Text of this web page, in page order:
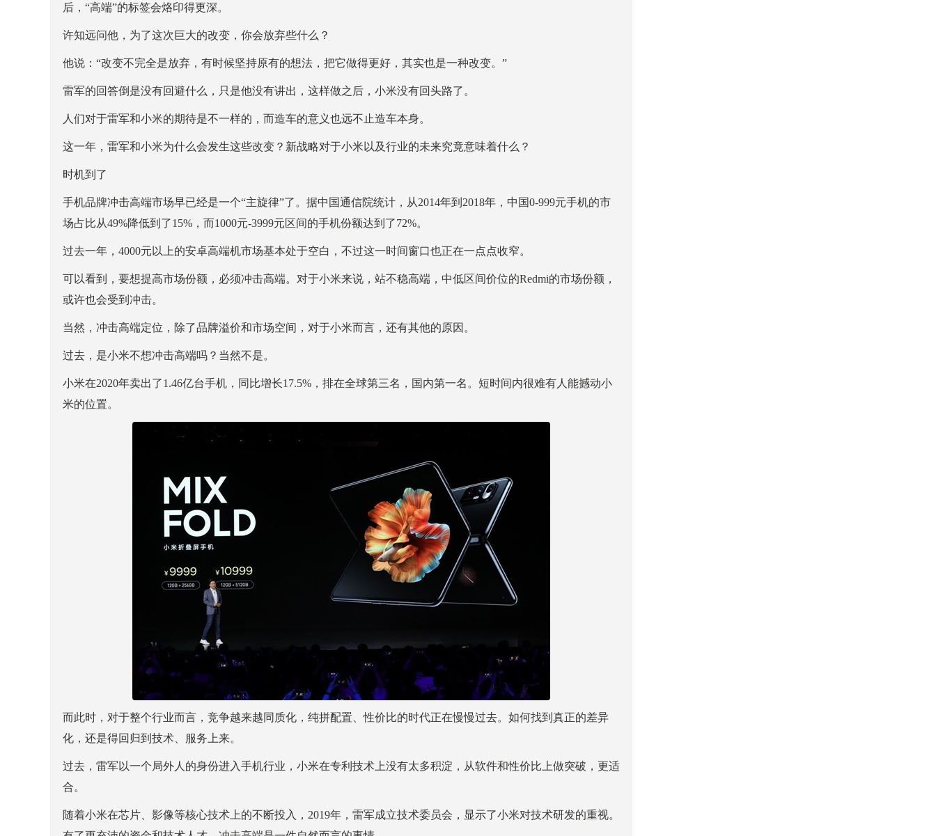
后，“高端”的标签会烙印得更深。
许知远问他，为了这次巨大的改变，你会放弃些什么？
他说：“改变不完全是放弃，有时候坚持原有的想法，把它做得更好，其实也是一种改变。”
雷军的回答倒是没有回避什么，只是他没有讲出，这样做之后，小米没有回头路了。
人们对于雷军和小米的期待是不一样的，而造车的意义也远不止造车本身。
这一年，雷军和小米为什么会发生这些改变？新战略对于小米以及行业的未来究竟意味着什么？
时机到了
手机品牌冲击高端市场早已经是一个“主旋律”了。据中国通信院统计，从2014年到2018年，中国0-999元手机的市
场占比从49%降低到了15%，而1000元-3999元区间的手机份额达到了72%。
过去一年，4000元以上的安卓高端机市场基本处于空白，不过这一时间窗口也正在一点点收窄。
可以看到，要想提高市场份额，必须冲击高端。对于小米来说，站不稳高端，中低区间价位的Redmi的市场份额，
或许也会受到冲击。
当然，冲击高端定位，除了品牌溢价和市场空间，对于小米而言，还有其他的原因。
过去，是小米不想冲击高端吗？当然不是。
小米在2020年卖出了1.46亿台手机，同比增长17.5%，排在全球第三名，国内第一名。短时间内很难有人能撼动小
米的位置。
而此时，对于整个行业而言，竞争越来越同质化，纯拼配置、性价比的时代正在慢慢过去。如何找到真正的差异
化，还是得回归到技术、服务上来。
过去，雷军以一个局外人的身份进入手机行业，小米在专利技术上没有太多积淀，从软件和性价比上做突破，更适
合。
随着小米在芯片、影像等核心技术上的不断投入，2019年，雷军成立技术委员会，显示了小米对技术研发的重视。